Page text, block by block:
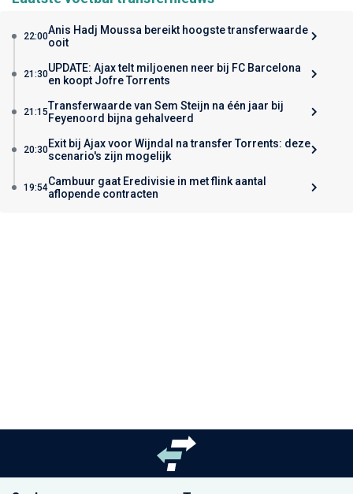
22:00Anis Hadj Moussa bereikt hoogste transferwaarde
ooit
21:30UPDATE: Ajax telt miljoenen neer bij FC Barcelona
en koopt Jofre Torrents
21:15Transferwaarde van Sem Steijn na één jaar bij
Feyenoord bijna gehalveerd
20:30Exit bij Ajax voor Wijndal na transfer Torrents: deze
scenario's zijn mogelijk
19:54Cambuur gaat Eredivisie in met flink aantal
aflopende contracten